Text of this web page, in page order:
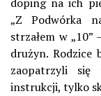
doping na ich
„Z Podwórka
strzałem w
drużyn. Rodzice
zaopatrzyli się
instrukcji, tylko